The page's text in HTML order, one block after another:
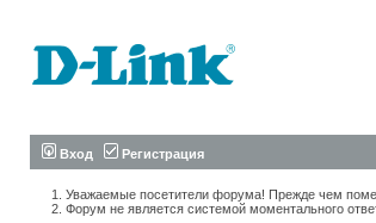
Вход Регистрация
Уважаемые посетители форума! Прежде чем
Форум не является системой моментального